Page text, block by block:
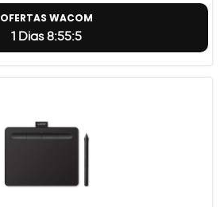
OFERTAS WACOM
1 Dias 8:55:4